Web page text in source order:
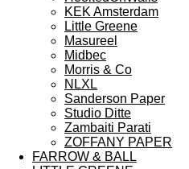
KEK Amsterdam
Little Greene
Masureel
Midbec
Morris & Co
NLXL
Sanderson Paper
Studio Ditte
Zambaiti Parati
ZOFFANY PAPER
FARROW & BALL